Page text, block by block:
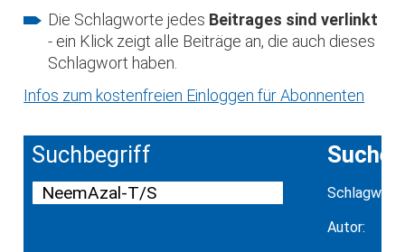
Die Schlagworte jedes Beitrages sind verlinkt
- ein Klick zeigt alle Beiträge an, die auch dieses
Schlagwort haben.
Infos zum kostenfreien Einloggen für Abonnenten
Suchbegriff Suche
Schlagwort:
Autor: